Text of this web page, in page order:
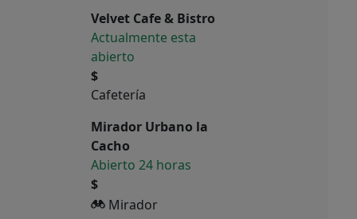
Velvet Cafe & Bistro
Actualmente esta
abierto
$
Cafetería
Mirador Urbano la
Cacho
Abierto 24 horas
$
Mirador